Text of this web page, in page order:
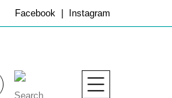
Facebook Instagram